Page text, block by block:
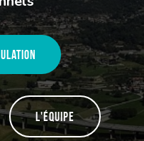
L'équipe